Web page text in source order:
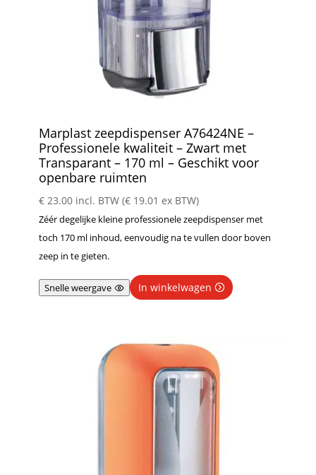
Marplast zeepdispenser A76424NE –
Professionele kwaliteit – Zwart met
Transparant – 170 ml – Geschikt voor
openbare ruimten
€23.00 incl. BTW (€19.01 ex BTW)
Zéér degelijke kleine professionele zeepdispenser met
toch 170 ml inhoud, eenvoudig na te vullen door boven
zeep in te gieten.
Snelle weergave In winkelwagen